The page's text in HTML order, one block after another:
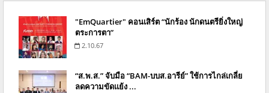
"EmQuartier" คอนเสิร์ต “นักร้อง นักดนตรียิ่งใหญ่
ตระการตา”
2.10.67
“ส.พ.ส.” จับมือ “BAM-บบส.อารีย์” ใช้การไกล่เกลี่ย
ลดความขัดแย้ง ...